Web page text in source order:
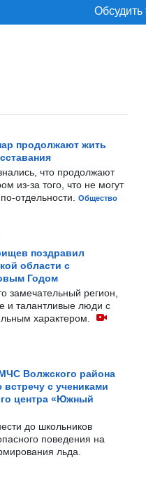
продолжают жить
что продолжают
из-за того, что не могут
отдельности.
Общество
поздравил
области с
Годом
замечательный регион,
и талантливые люди с
характером.
Волжского района
с учениками
центра «Южный
до школьников
поведения на
льда.